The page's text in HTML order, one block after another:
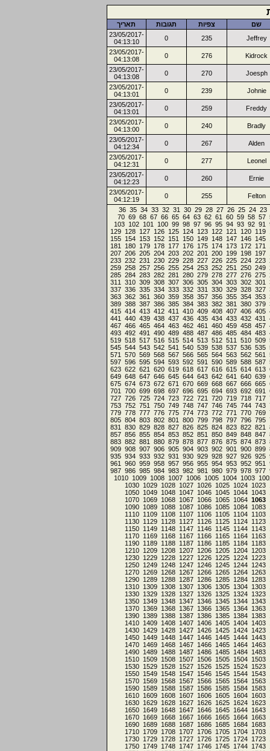
שם צפיות תגובות
תאריך
Jeffrey
235
0
23/05/2017-
04:13:10
Kidrock
276
0
23/05/2017-
04:13:08
Joesph
270
0
23/05/2017-
04:13:08
Johnie
239
0
23/05/2017-
04:13:01
Freddy
259
0
23/05/2017-
04:13:01
Bradly
240
0
23/05/2017-
04:13:00
Alden
267
0
23/05/2017-
04:12:34
Leonel
277
0
23/05/2017-
04:12:31
Ernie
260
0
23/05/2017-
04:12:23
Felton
255
0
23/05/2017-
04:12:19
23
24
25
26
27
28
29
30
31
32
33
34
35
36
57
58
59
60
61
62
63
64
65
66
67
68
69
70
91
92
93
94
95
96
97
98
99
100
101
102
103
119
120
121
122
123
124
125
126
127
128
129
145
146
147
148
149
150
151
152
153
154
155
171
172
173
174
175
176
177
178
179
180
181
197
198
199
200
201
202
203
204
205
206
207
223
224
225
226
227
228
229
230
231
232
233
249
250
251
252
253
254
255
256
257
258
259
275
276
277
278
279
280
281
282
283
284
285
301
302
303
304
305
306
307
308
309
310
311
327
328
329
330
331
332
333
334
335
336
337
353
354
355
356
357
358
359
360
361
362
363
379
380
381
382
383
384
385
386
387
388
389
405
406
407
408
409
410
411
412
413
414
415
431
432
433
434
435
436
437
438
439
440
441
457
458
459
460
461
462
463
464
465
466
467
483
484
485
486
487
488
489
490
491
492
493
509
510
511
512
513
514
515
516
517
518
519
535
536
537
538
539
540
541
542
543
544
545
561
562
563
564
565
566
567
568
569
570
571
587
588
589
590
591
592
593
594
595
596
597
613
614
615
616
617
618
619
620
621
622
623
639
640
641
642
643
644
645
646
647
648
649
665
666
667
668
669
670
671
672
673
674
675
691
692
693
694
695
696
697
698
699
700
701
717
718
719
720
721
722
723
724
725
726
727
743
744
745
746
747
748
749
750
751
752
753
769
770
771
772
773
774
775
776
777
778
779
795
796
797
798
799
800
801
802
803
804
805
821
822
823
824
825
826
827
828
829
830
831
847
848
849
850
851
852
853
854
855
856
857
873
874
875
876
877
878
879
880
881
882
883
899
900
901
902
903
904
905
906
907
908
909
925
926
927
928
929
930
931
932
933
934
935
951
952
953
954
955
956
957
958
959
960
961
977
978
979
980
981
982
983
984
985
986
987
1003
1004
1005
1006
1007
1008
1009
1010
1023
1024
1025
1026
1027
1028
1029
1030
1043
1044
1045
1046
1047
1048
1049
1050
1063
1064
1065
1066
1067
1068
1069
1070
1083
1084
1085
1086
1087
1088
1089
1090
1103
1104
1105
1106
1107
1108
1109
1110
1123
1124
1125
1126
1127
1128
1129
1130
1143
1144
1145
1146
1147
1148
1149
1150
1163
1164
1165
1166
1167
1168
1169
1170
1183
1184
1185
1186
1187
1188
1189
1190
1203
1204
1205
1206
1207
1208
1209
1210
1223
1224
1225
1226
1227
1228
1229
1230
1243
1244
1245
1246
1247
1248
1249
1250
1263
1264
1265
1266
1267
1268
1269
1270
1283
1284
1285
1286
1287
1288
1289
1290
1303
1304
1305
1306
1307
1308
1309
1310
1323
1324
1325
1326
1327
1328
1329
1330
1343
1344
1345
1346
1347
1348
1349
1350
1363
1364
1365
1366
1367
1368
1369
1370
1383
1384
1385
1386
1387
1388
1389
1390
1403
1404
1405
1406
1407
1408
1409
1410
1423
1424
1425
1426
1427
1428
1429
1430
1443
1444
1445
1446
1447
1448
1449
1450
1463
1464
1465
1466
1467
1468
1469
1470
1483
1484
1485
1486
1487
1488
1489
1490
1503
1504
1505
1506
1507
1508
1509
1510
1523
1524
1525
1526
1527
1528
1529
1530
1543
1544
1545
1546
1547
1548
1549
1550
1563
1564
1565
1566
1567
1568
1569
1570
1583
1584
1585
1586
1587
1588
1589
1590
1603
1604
1605
1606
1607
1608
1609
1610
1623
1624
1625
1626
1627
1628
1629
1630
1643
1644
1645
1646
1647
1648
1649
1650
1663
1664
1665
1666
1667
1668
1669
1670
1683
1684
1685
1686
1687
1688
1689
1690
1703
1704
1705
1706
1707
1708
1709
1710
1723
1724
1725
1726
1727
1728
1729
1730
1743
1744
1745
1746
1747
1748
1749
1750